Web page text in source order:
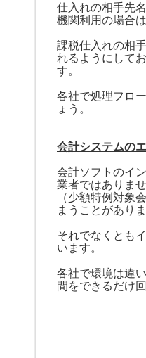
仕入れの相手先
機関利用の場合
課税仕入れの相
れるようにして
す。
各社で処理フロ
ょう。
会計システムの
会計ソフトのイ
業者ではありま
（少額特例対象
まうことがありま
それでなくとも
います。
各社で環境は違
間をできるだけ